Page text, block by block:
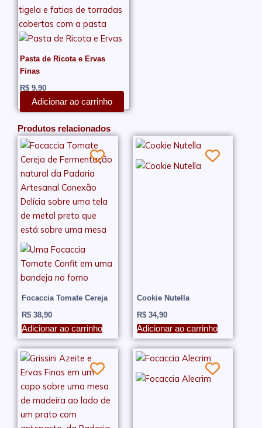
Pasta de Ricota e Ervas
Finas
R$ 9,90
Adicionar ao carrinho
Produtos relacionados
Focaccia Tomate Cereja
R$ 38,90
Adicionar ao carrinho
Cookie Nutella
R$34,90
Adicionar ao carrinho